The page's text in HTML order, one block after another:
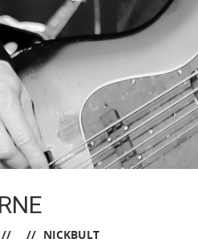
NICKBULT